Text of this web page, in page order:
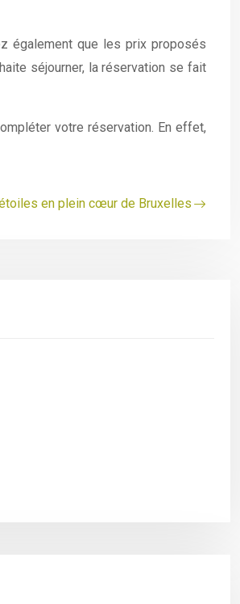
également que les prix proposés
séjourner, la réservation se fait
votre réservation. En effet,
en plein cœur de Bruxelles